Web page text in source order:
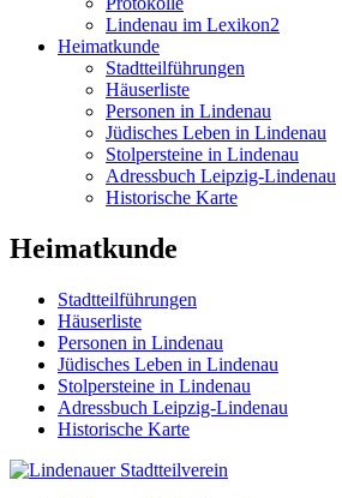
Lindenau im Lexikon2
Heimatkunde
Stadtteilführungen
Häuserliste
Personen in Lindenau
Jüdisches Leben in Lindenau
Stolpersteine in Lindenau
Adressbuch Leipzig-Lindenau
Historische Karte
Heimatkunde
Stadtteilführungen
Häuserliste
Personen in Lindenau
Jüdisches Leben in Lindenau
Stolpersteine in Lindenau
Adressbuch Leipzig-Lindenau
Historische Karte